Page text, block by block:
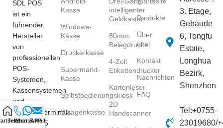
SDL POS
ist ein
führender
Hersteller
von
professionellen
POS-
Systemen,
Kassensystemen
und
Zahlungsterminals.
Mit über 15
Kasse
Windows-
Kasse
Druckerkasse
Supermarkt-
Kasse
Selbstbedienungskiosk
Waagenkasse
intelligenter
Geldkasten
80mm
Belegdrucker
4-Zoll
Etikettendrucker
Kartenleser
2D
Handscanner
Produkte
Über
uns
Kontakt
Nachrichten
FAQ
3. Etage,
Gebäude
6, Tongfu
Estate,
Longhua
Bezirk,
Shenzhen
Tel:+0755-
23019680/
Telefon
WhatsAPP
E-Mail